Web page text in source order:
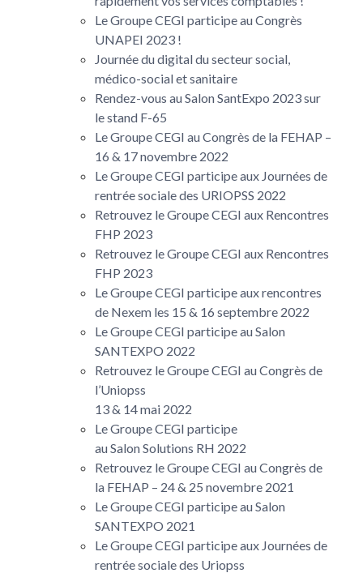
Le Groupe CEGI participe au Congrès
UNAPEI 2023 !
Journée du digital du secteur social,
médico-social et sanitaire
Rendez-vous au Salon SantExpo 2023 sur
le stand F-65
Le Groupe CEGI au Congrès de la FEHAP –
16 & 17 novembre 2022
Le Groupe CEGI participe aux Journées de
rentrée sociale des URIOPSS 2022
Retrouvez le Groupe CEGI aux Rencontres
FHP 2023
Retrouvez le Groupe CEGI aux Rencontres
FHP 2023
Le Groupe CEGI participe aux rencontres
de Nexem les 15 & 16 septembre 2022
Le Groupe CEGI participe au Salon
SANTEXPO 2022
Retrouvez le Groupe CEGI au Congrès de
l’Uniopss
13 & 14 mai 2022
Le Groupe CEGI participe
au Salon Solutions RH 2022
Retrouvez le Groupe CEGI au Congrès de
la FEHAP – 24 & 25 novembre 2021
Le Groupe CEGI participe au Salon
SANTEXPO 2021
Le Groupe CEGI participe aux Journées de
rentrée sociale des Uriopss